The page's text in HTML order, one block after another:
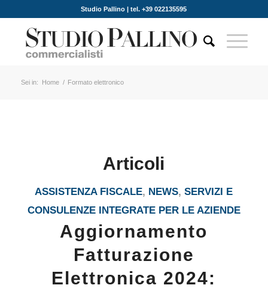
Studio Pallino | tel. +39 022135595
Sei in: Home / Formato elettronico
Articoli
ASSISTENZA FISCALE, NEWS,SERVIZI E
CONSULENZE INTEGRATE PER LE AZIENDE
Aggiornamento
Fatturazione
Elettronica 2024: